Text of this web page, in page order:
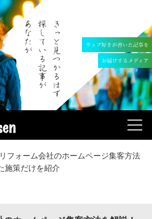
リフォーム会社のホームページ集客方法
施策だけを紹介